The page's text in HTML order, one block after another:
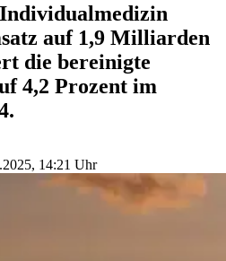
auf 1,9 Milliarden
die bereinigte
4,2 Prozent im
14:21 Uhr